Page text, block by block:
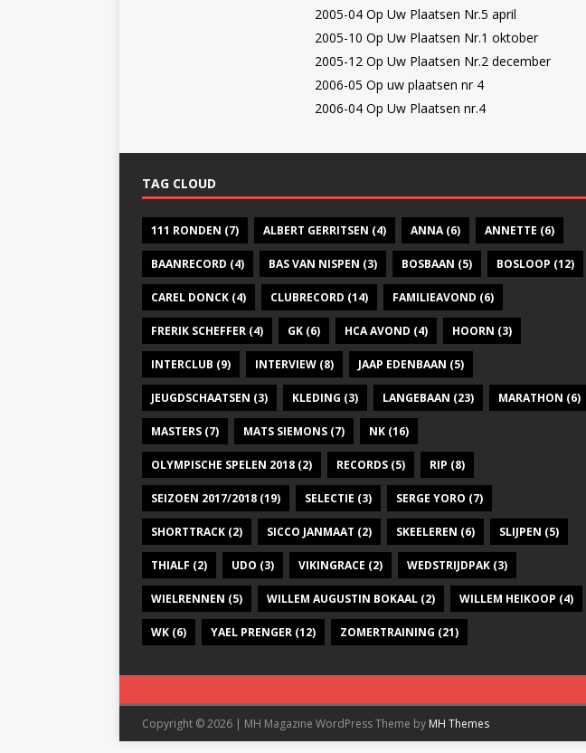
2005-04 Op Uw Plaatsen Nr.5 april
2005-10 Op Uw Plaatsen Nr.1 oktober
2005-12 Op Uw Plaatsen Nr.2 december
2006-05 Op uw plaatsen nr 4
2006-04 Op Uw Plaatsen nr.4
TAG CLOUD
111 RONDEN (7) ALBERT GERRITSEN (4) ANNA(6) ANNETTE (6)
BAANRECORD (4) BAS VAN NISPEN (3) BOSBAAN (5) BOSLOOP (12)
CAREL DONCK (4) CLUBRECORD (14) FAMILIEAVOND (6)
FRERIK SCHEFFER (4) GK (6) HCA AVOND (4) HOORN (3)
INTERCLUB (9) INTERVIEW (8) JAAP EDENBAAN (5)
JEUGDSCHAATSEN (3) KLEDING (3) LANGEBAAN (23) MARATHON (6)
MASTERS (7) MATS SIEMONS (7) NK (16)
OLYMPISCHE SPELEN 2018 (2) RECORDS (5) RIP (8)
SEIZOEN 2017/2018 (19) SELECTIE (3) SERGE YORO (7)
SHORTTRACK (2) SICCO JANMAAT (2) SKEELEREN (6) SLIJPEN (5)
THIALF (2) UDO (3) VIKINGRACE (2) WEDSTRIJDPAK (3)
WIELRENNEN (5) WILLEM AUGUSTIN BOKAAL (2) WILLEM HEIKOOP (4)
WK (6) YAEL PRENGER (12) ZOMERTRAINING (21)
Copyright © 2026 | MH Magazine WordPress Theme by MH Themes